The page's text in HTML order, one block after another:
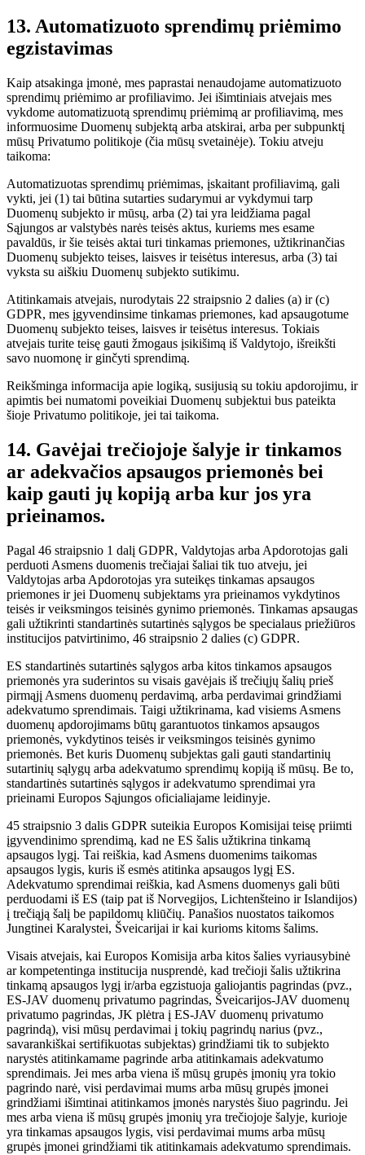
13. Automatizuoto sprendimų priėmimo
egzistavimas
Kaip atsakinga įmonė, mes paprastai nenaudojame automatizuoto
sprendimų priėmimo ar profiliavimo. Jei išimtiniais atvejais mes
vykdome automatizuotą sprendimų priėmimą ar profiliavimą, mes
informuosime Duomenų subjektą arba atskirai, arba per subpunktį
mūsų Privatumo politikoje (čia mūsų svetainėje). Tokiu atveju
taikoma:
Automatizuotas sprendimų priėmimas, įskaitant profiliavimą, gali
vykti, jei (1) tai būtina sutarties sudarymui ar vykdymui tarp
Duomenų subjekto ir mūsų, arba (2) tai yra leidžiama pagal
Sąjungos ar valstybės narės teisės aktus, kuriems mes esame
pavaldūs, ir šie teisės aktai turi tinkamas priemones, užtikrinančias
Duomenų subjekto teises, laisves ir teisėtus interesus, arba (3) tai
vyksta su aiškiu Duomenų subjekto sutikimu.
Atitinkamais atvejais, nurodytais 22 straipsnio 2 dalies (a) ir (c)
GDPR, mes įgyvendinsime tinkamas priemones, kad apsaugotume
Duomenų subjekto teises, laisves ir teisėtus interesus. Tokiais
atvejais turite teisę gauti žmogaus įsikišimą iš Valdytojo, išreikšti
savo nuomonę ir ginčyti sprendimą.
Reikšminga informacija apie logiką, susijusią su tokiu apdorojimu, ir
apimtis bei numatomi poveikiai Duomenų subjektui bus pateikta
šioje Privatumo politikoje, jei tai taikoma.
14. Gavėjai trečiojoje šalyje ir tinkamos
ar adekvačios apsaugos priemonės bei
kaip gauti jų kopiją arba kur jos yra
prieinamos.
Pagal 46 straipsnio 1 dalį GDPR, Valdytojas arba Apdorotojas gali
perduoti Asmens duomenis trečiajai šaliai tik tuo atveju, jei
Valdytojas arba Apdorotojas yra suteikęs tinkamas apsaugos
priemones ir jei Duomenų subjektams yra prieinamos vykdytinos
teisės ir veiksmingos teisinės gynimo priemonės. Tinkamas apsaugas
gali užtikrinti standartinės sutartinės sąlygos be specialaus priežiūros
institucijos patvirtinimo, 46 straipsnio 2 dalies (c) GDPR.
ES standartinės sutartinės sąlygos arba kitos tinkamos apsaugos
priemonės yra suderintos su visais gavėjais iš trečiųjų šalių prieš
pirmąjį Asmens duomenų perdavimą, arba perdavimai grindžiami
adekvatumo sprendimais. Taigi užtikrinama, kad visiems Asmens
duomenų apdorojimams būtų garantuotos tinkamos apsaugos
priemonės, vykdytinos teisės ir veiksmingos teisinės gynimo
priemonės. Bet kuris Duomenų subjektas gali gauti standartinių
sutartinių sąlygų arba adekvatumo sprendimų kopiją iš mūsų. Be to,
standartinės sutartinės sąlygos ir adekvatumo sprendimai yra
prieinami Europos Sąjungos oficialiajame leidinyje.
45 straipsnio 3 dalis GDPR suteikia Europos Komisijai teisę priimti
įgyvendinimo sprendimą, kad ne ES šalis užtikrina tinkamą
apsaugos lygį. Tai reiškia, kad Asmens duomenims taikomas
apsaugos lygis, kuris iš esmės atitinka apsaugos lygį ES.
Adekvatumo sprendimai reiškia, kad Asmens duomenys gali būti
perduodami iš ES (taip pat iš Norvegijos, Lichtenšteino ir Islandijos)
į trečiąją šalį be papildomų kliūčių. Panašios nuostatos taikomos
Jungtinei Karalystei, Šveicarijai ir kai kurioms kitoms šalims.
Visais atvejais, kai Europos Komisija arba kitos šalies vyriausybinė
ar kompetentinga institucija nusprendė, kad trečioji šalis užtikrina
tinkamą apsaugos lygį ir/arba egzistuoja galiojantis pagrindas (pvz.,
ES-JAV duomenų privatumo pagrindas, Šveicarijos-JAV duomenų
privatumo pagrindas, JK plėtra į ES-JAV duomenų privatumo
pagrindą), visi mūsų perdavimai į tokių pagrindų narius (pvz.,
savarankiškai sertifikuotas subjektas) grindžiami tik to subjekto
narystės atitinkamame pagrinde arba atitinkamais adekvatumo
sprendimais. Jei mes arba viena iš mūsų grupės įmonių yra tokio
pagrindo narė, visi perdavimai mums arba mūsų grupės įmonei
grindžiami išimtinai atitinkamos įmonės narystės šiuo pagrindu. Jei
mes arba viena iš mūsų grupės įmonių yra trečiojoje šalyje, kurioje
yra tinkamas apsaugos lygis, visi perdavimai mums arba mūsų
grupės įmonei grindžiami tik atitinkamais adekvatumo sprendimais.